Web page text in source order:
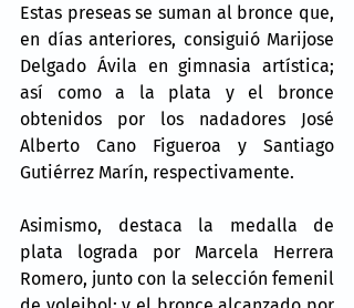
Estas preseas se suman al bronce que,
en días anteriores, consiguió Marijose
Delgado Ávila en gimnasia artística;
así como a la plata y el bronce
obtenidos por los nadadores José
Alberto Cano Figueroa y Santiago
Gutiérrez Marín, respectivamente.
Asimismo, destaca la medalla de
plata lograda por Marcela Herrera
Romero, junto con la selección femenil